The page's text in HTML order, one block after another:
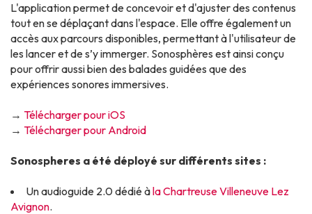
L'application permet de concevoir et d'ajuster des contenus
tout en se déplaçant dans l'espace. Elle offre également un
accès aux parcours disponibles, permettant à l'utilisateur de
les lancer et de s’y immerger. Sonosphères est ainsi conçu
pour offrir aussi bien des balades guidées que des
expériences sonores immersives.
→ Télécharger pour iOS
→ Télécharger pour Android
Sonospheres a été déployé sur différents sites :
Un audioguide 2.0 dédié àla Chartreuse Villeneuve Lez
Avignon.